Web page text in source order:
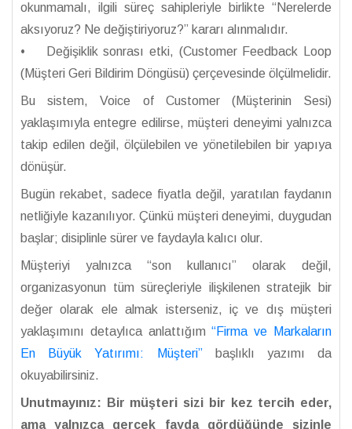
okunmamalı, ilgili süreç sahipleriyle birlikte “Nerelerde
aksıyoruz? Ne değiştiriyoruz?” kararı alınmalıdır.
• Değişiklik sonrası etki, (Customer Feedback Loop
(Müşteri Geri Bildirim Döngüsü) çerçevesinde ölçülmelidir.
Bu sistem, Voice of Customer (Müşterinin Sesi)
yaklaşımıyla entegre edilirse, müşteri deneyimi yalnızca
takip edilen değil, ölçülebilen ve yönetilebilen bir yapıya
dönüşür.
Bugün rekabet, sadece fiyatla değil, yaratılan faydanın
netliğiyle kazanılıyor. Çünkü müşteri deneyimi, duygudan
başlar; disiplinle sürer ve faydayla kalıcı olur.
Müşteriyi yalnızca “son kullanıcı” olarak değil,
organizasyonun tüm süreçleriyle ilişkilenen stratejik bir
değer olarak ele almak isterseniz, iç ve dış müşteri
yaklaşımını detaylıca anlattığım“Firma ve Markaların
En Büyük Yatırımı: Müşteri”başlıklı yazımı da
okuyabilirsiniz.
Unutmayınız: Bir müşteri sizi bir kez tercih eder,
ama yalnızca gerçek fayda gördüğünde sizinle